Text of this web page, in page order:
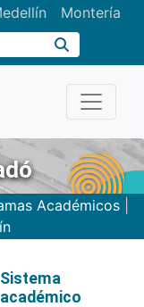
Montería
Académicos|
Sistema
académico